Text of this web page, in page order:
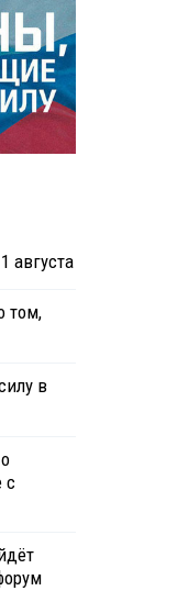
августа
том,
в
с